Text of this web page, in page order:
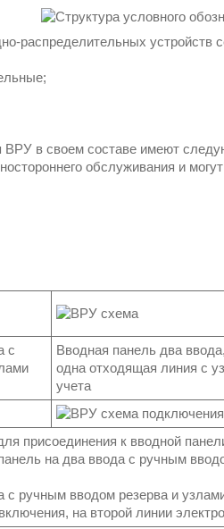
распределительных устройств
ВРУ в своем составе имеют
обслуживания и
с
Вводная панель два
одна отходящая линия с
учета
присоединения к вводной
на два ввода с ручным
с ручным вводом резерва и
на второй линии